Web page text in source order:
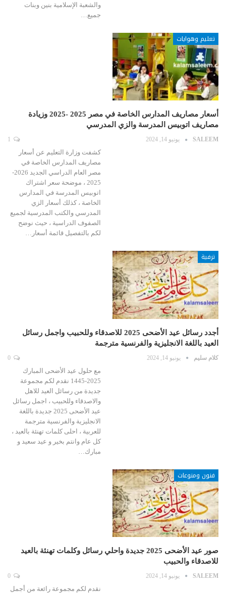
والشعبة الإسلامية بنين وبنات
جميع…
تعليم وهوايات
أسعار مصاريف المدارس الخاصة في مصر 2025 -2025 وزيادة
مصاريف اتوبيس المدرسة والزي المدرسي
SALEEM يونيو 14, 2024
كشفت وزارة التعليم عن أسعار
مصاريف المدارس الخاصة في
مصر العام الدراسي الجديد 2026-
2025 ، موضحة سعر اشتراك
اتوبيس المدرسة في المدارس
الخاصة ، كذلك أسعار الزي
المدرسي والكتب المدرسية لجميع
الصفوف الدراسية ، حيث نوضح
لكم بالتفصيل قائمة أسعار…
ترفية
أجدد رسائل عيد الأضحى 2025 للاصدقاء وللحبيب واجمل رسائل
العيد باللغة الانجليزية والفرنسية مترجمة
كلام سليم يونيو 14, 2024
مع حلول عيد الأضحى المبارك
2025-1445 نقدم لكم مجموعة
جديدة من رسائل العيد للاهل
والاصدقاء وللحبيب ، اجمل رسائل
عيد الأضحى 2025 جديدة باللغة
الانجليزية والفرنسية مترجمة
للعربية ، احلى كلمات تهنئة بالعيد ،
كل عام وانتم بخير و عيد سعيد و
مبارك…
فنون ومنوعات
صور عيد الأضحى 2025 جديدة واحلي رسائل وكلمات تهنئة بالعيد
للاصدقاء والحبيب
SALEEM يونيو 14, 2024
نقدم لكم مجموعة رائعة من أجمل